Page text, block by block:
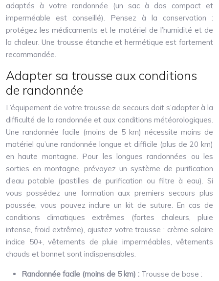
adaptés à votre randonnée (un sac à dos compact et
imperméable est conseillé). Pensez à la conservation :
protégez les médicaments et le matériel de l’humidité et de
la chaleur. Une trousse étanche et hermétique est fortement
recommandée.
Adapter sa trousse aux conditions
de randonnée
L’équipement de votre trousse de secours doit s’adapter à la
difficulté de la randonnée et aux conditions météorologiques.
Une randonnée facile (moins de 5 km) nécessite moins de
matériel qu’une randonnée longue et difficile (plus de 20 km)
en haute montagne. Pour les longues randonnées ou les
sorties en montagne, prévoyez un système de purification
d’eau potable (pastilles de purification ou filtre à eau). Si
vous possédez une formation aux premiers secours plus
poussée, vous pouvez inclure un kit de suture. En cas de
conditions climatiques extrêmes (fortes chaleurs, pluie
intense, froid extrême), ajustez votre trousse : crème solaire
indice 50+, vêtements de pluie imperméables, vêtements
chauds et bonnet sont indispensables.
Randonnée facile (moins de 5 km) : Trousse de base :